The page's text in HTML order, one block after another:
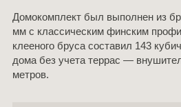
Домокомплект был выполнен из
мм с классическим финским
клееного бруса составил 143
дома без учета террас —
метров.